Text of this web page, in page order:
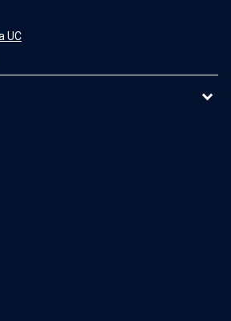
UC